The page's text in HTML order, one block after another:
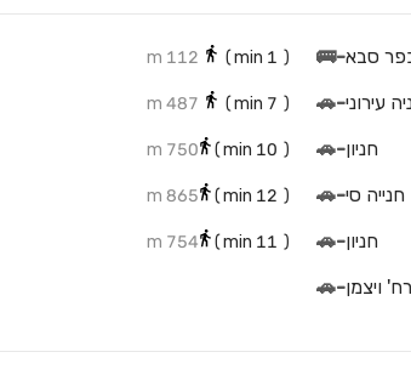
סבא-
🚌
(
1
112 m
עירוני-
🚗
(
7
487 m
חניון-
🚗
(
10
750 m
חנייה סי-
🚗
(
12
865 m
חניון-
🚗
(
11
754 m
ויצמן-
🚗